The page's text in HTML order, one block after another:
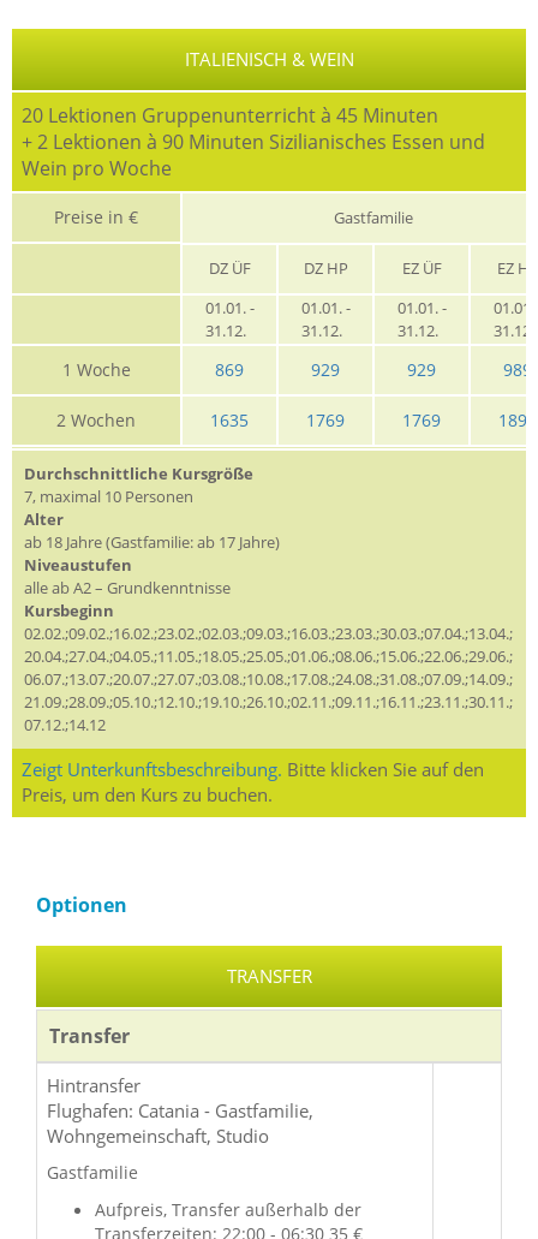
ITALIENISCH & WEIN
20 Lektionen Gruppenunterricht à 45 Minuten
+ 2 Lektionen à 90 Minuten Sizilianisches Essen und
Wein pro Woche
Preise in € Gastfamilie
DZ ÜF DZ HP EZ ÜF
EZ HP
01.01. -
31.12.
01.01. -
31.12.
01.01. -
31.12.
01.01.
1 Woche 869 929 929 989
2 Wochen 1635 1769 1769 1899
Durchschnittliche Kursgröße
7, maximal 10 Personen
Alter
ab 18 Jahre (Gastfamilie: ab 17 Jahre)
Niveaustufen
alle ab A2 – Grundkenntnisse
Kursbeginn
02.02.;09.02.;16.02.;23.02.;02.03.;09.03.;16.03.;23.03.;30.03.;07.04.;13.04.;
20.04.;27.04.;04.05.;11.05.;18.05.;25.05.;01.06.;08.06.;15.06.;22.06.;29.06.;
06.07.;13.07.;20.07.;27.07.;03.08.;10.08.;17.08.;24.08.;31.08.;07.09.;14.09.;
21.09.;28.09.;05.10.;12.10.;19.10.;26.10.;02.11.;09.11.;16.11.;23.11.;30.11.;
07.12.;14.12
Zeigt Unterkunftsbeschreibung. Bitte klicken Sie auf den
Preis, um den Kurs zu buchen.
Optionen
TRANSFER
Transfer
Hintransfer
Flughafen: Catania - Gastfamilie,
Wohngemeinschaft, Studio
Gastfamilie
Aufpreis, Transfer außerhalb der
Transferzeiten: 22:00 - 06:30 35 €